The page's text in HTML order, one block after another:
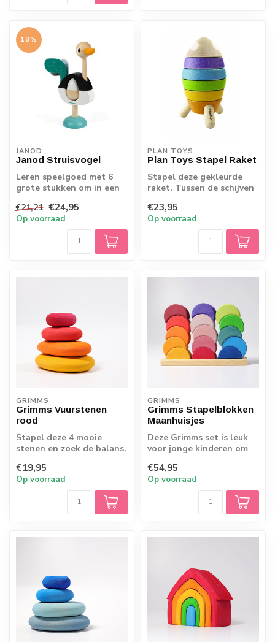
18%
JANOD
Janod Struisvogel
Leren speelgoed met 6
grote stukken om in een
stapelen....
€21,21 €24,95
Op voorraad
PLAN TOYS
Plan Toys Stapel Raket
Stapel deze gekleurde
raket. Tussen de schijven
vormen, zo ...
€23,95
Op voorraad
GRIMMS
Grimms Vuurstenen
rood
Stapel deze 4 mooie
stenen en zoek de balans.
mooi glad af...
€19,95
Op voorraad
GRIMMS
Grimms Stapelblokken
Maanhuisjes
Deze Grimms set is leuk
voor jonge kinderen om
en sorte...
€54,95
Op voorraad